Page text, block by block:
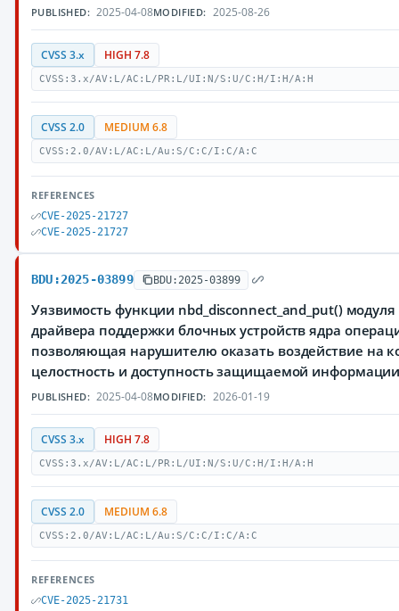
PUBLISHED: 2025-04-08MODIFIED: 2025-08-26
CVSS 3.x HIGH 7.8
CVSS:3.x/AV:L/AC:L/PR:L/UI:N/S:U/C:H/I:H/A:H
CVSS 2.0 MEDIUM 6.8
CVSS:2.0/AV:L/AC:L/Au:S/C:C/I:C/A:C
REFERENCES
CVE-2025-21727
CVE-2025-21727
BDU:2025-03899 BDU:2025-03899
Уязвимость функции nbd_disconnect_and_put()
драйвера поддержки блочных устройств ядра
позволяющая нарушителю оказать воздействие на
целостность и доступность защищаемой
PUBLISHED: 2025-04-08MODIFIED: 2026-01-19
CVSS 3.x HIGH 7.8
CVSS:3.x/AV:L/AC:L/PR:L/UI:N/S:U/C:H/I:H/A:H
CVSS 2.0 MEDIUM 6.8
CVSS:2.0/AV:L/AC:L/Au:S/C:C/I:C/A:C
REFERENCES
CVE-2025-21731